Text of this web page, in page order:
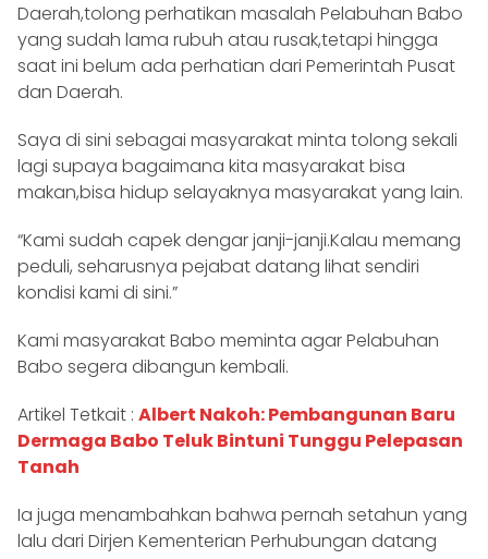
Daerah,tolong perhatikan masalah Pelabuhan Babo
yang sudah lama rubuh atau rusak,tetapi hingga
saat ini belum ada perhatian dari Pemerintah Pusat
dan Daerah.
Saya di sini sebagai masyarakat minta tolong sekali
lagi supaya bagaimana kita masyarakat bisa
makan,bisa hidup selayaknya masyarakat yang lain.
“Kami sudah capek dengar janji-janji.Kalau memang
peduli, seharusnya pejabat datang lihat sendiri
kondisi kami di sini.”
Kami masyarakat Babo meminta agar Pelabuhan
Babo segera dibangun kembali.
Artikel Tetkait : Albert Nakoh: Pembangunan Baru
Dermaga Babo Teluk Bintuni Tunggu Pelepasan
Tanah
Ia juga menambahkan bahwa pernah setahun yang
lalu dari Dirjen Kementerian Perhubungan datang